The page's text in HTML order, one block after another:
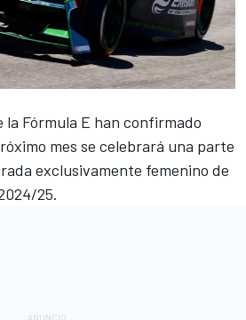
la Fórmula E han confirmado
mes se celebrará una parte
exclusivamente femenino de
25.